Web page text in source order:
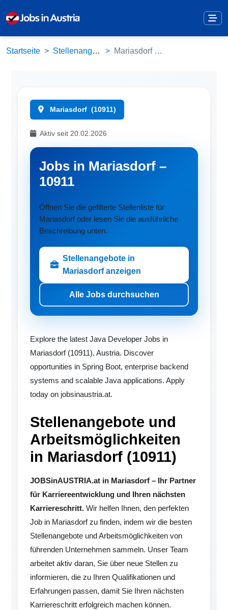
Startseite Stellenangebote Mariasdorf (10911)
Mariasdorf (10911)
Aktiv seit 20.02.2026
Jobs in Mariasdorf –
10911
Öffnen Sie die gefilterte Stellenliste für
Mariasdorf oder lesen Sie die ausführliche
Beschreibung unten.
Stellenangebote in
Mariasdorf anzeigen
Alle Jobs durchsuchen
Explore the latest Java Developer Jobs in
Mariasdorf (10911), Austria. Discover
opportunities in Spring Boot, enterprise backend
systems and scalable Java applications. Apply
today on jobsinaustria.at.
Stellenangebote und
Arbeitsmöglichkeiten
in Mariasdorf (10911)
JOBSinAUSTRIA.at in Mariasdorf – Ihr Partner
für Karriereentwicklung und Ihren nächsten
Karriereschritt. Wir helfen Ihnen, den perfekten
Job in Mariasdorf zu finden, indem wir die besten
Stellenangebote und Arbeitsmöglichkeiten von
führenden Unternehmen sammeln. Unser Team
arbeitet aktiv daran, Sie über neue Stellen zu
informieren, die zu Ihren Qualifikationen und
Erfahrungen passen, damit Sie Ihren nächsten
Karriereschritt erfolgreich machen können.